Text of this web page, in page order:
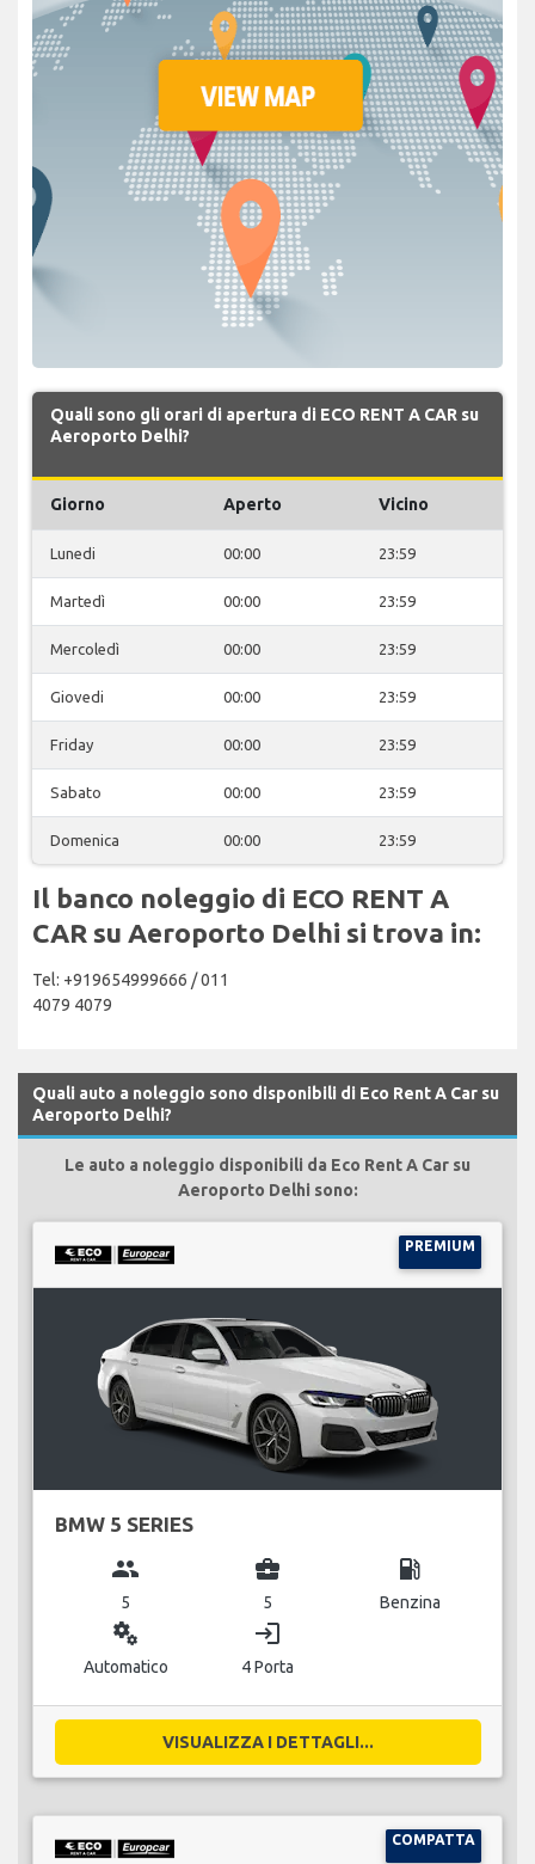
Quali sono gli orari di apertura di ECO RENT A CAR su
Aeroporto Delhi?
Giorno Aperto Vicino
Lunedi 00:00 23:59
Martedì 00:00 23:59
Mercoledì 00:00 23:59
Giovedi 00:00 23:59
Friday 00:00 23:59
Sabato 00:00 23:59
Domenica 00:00 23:59
Il banco noleggio di ECO RENT A
CAR su Aeroporto Delhi si trova in:
Tel: +919654999666 / 011
4079 4079
Quali auto a noleggio sono disponibili di Eco Rent A Car su
Aeroporto Delhi?
Le auto a noleggio disponibili da Eco Rent A Car su
Aeroporto Delhi sono:
PREMIUM
BMW 5 SERIES
group
5
business_center
5
local_gas_station
Benzina
miscellaneous_services
Automatico
login
4 Porta
VISUALIZZA I DETTAGLI...
COMPATTA